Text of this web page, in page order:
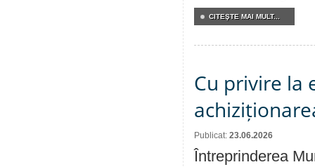
CITEŞTE MAI MULT...
Cu privire la
Publicat: 23.06.2026
Întreprinderea